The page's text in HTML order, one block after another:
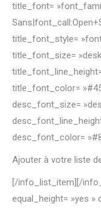
title_font=
title_font_style=
title_font_size=
title_font_color=
desc_font_size=
desc_font_color=
Ajouter à votre liste
[/info_list_item][/
equal_height= »yes »